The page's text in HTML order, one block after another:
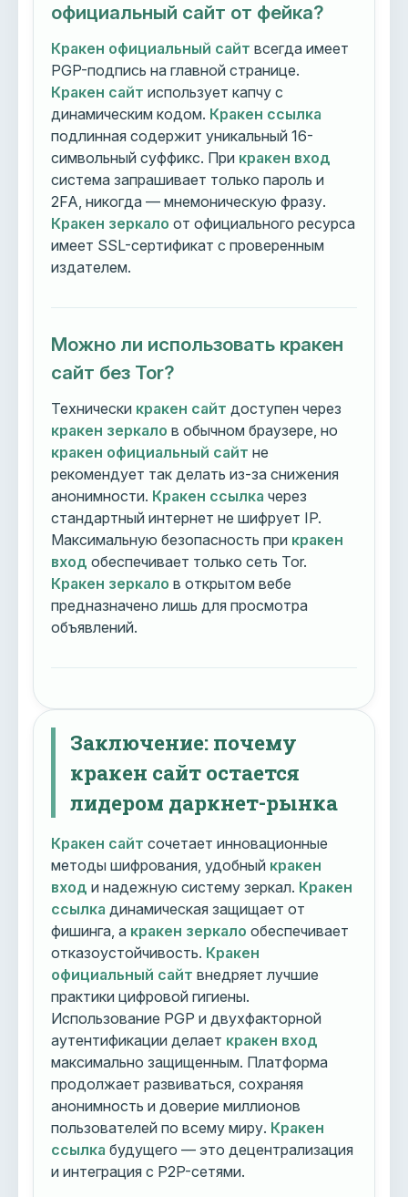
официальный сайт от фейка?
Кракен официальный сайт всегда имеет
PGP-подпись на главной странице.
Кракен сайт использует капчу с
динамическим кодом. Кракен ссылка
подлинная содержит уникальный 16-
символьный суффикс. При кракен вход
система запрашивает только пароль и
2FA, никогда — мнемоническую фразу.
Кракен зеркало от официального ресурса
имеет SSL-сертификат с проверенным
издателем.
Можно ли использовать кракен
сайт без Tor?
Технически кракен сайт доступен через
кракен зеркало в обычном браузере, но
кракен официальный сайт не
рекомендует так делать из-за снижения
анонимности. Кракен ссылка через
стандартный интернет не шифрует IP.
Максимальную безопасность при кракен
вход обеспечивает только сеть Tor.
Кракен зеркало в открытом вебе
предназначено лишь для просмотра
объявлений.
Заключение: почему
кракен сайт остается
лидером даркнет-рынка
Кракен сайт сочетает инновационные
методы шифрования, удобный кракен
вход и надежную систему зеркал. Кракен
ссылка динамическая защищает от
фишинга, а кракен зеркало обеспечивает
отказоустойчивость. Кракен
официальный сайт внедряет лучшие
практики цифровой гигиены.
Использование PGP и двухфакторной
аутентификации делает кракен вход
максимально защищенным. Платформа
продолжает развиваться, сохраняя
анонимность и доверие миллионов
пользователей по всему миру. Кракен
ссылка будущего — это децентрализация
и интеграция с P2P-сетями.